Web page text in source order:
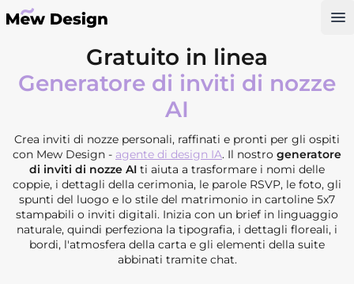
Gratuito in linea
Generatore di inviti di nozze
AI
Crea inviti di nozze personali, raffinati e pronti per gli ospiti
con Mew Design - agente di design IA. Il nostro generatore
di inviti di nozze AI ti aiuta a trasformare i nomi delle
coppie, i dettagli della cerimonia, le parole RSVP, le foto, gli
spunti del luogo e lo stile del matrimonio in cartoline 5x7
stampabili o inviti digitali. Inizia con un brief in linguaggio
naturale, quindi perfeziona la tipografia, i dettagli floreali, i
bordi, l'atmosfera della carta e gli elementi della suite
abbinati tramite chat.